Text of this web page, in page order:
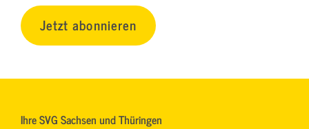
Jetzt abonnieren
Ihre SVG Sachsen und Thüringen